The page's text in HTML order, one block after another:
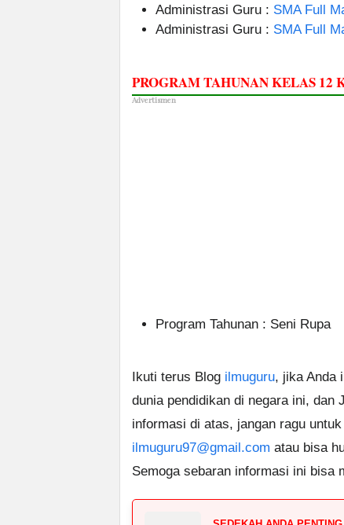
Administrasi Guru : SMA Full
Administrasi Guru : SMA Full
PROGRAM TAHUNAN KELAS
Advertismen
Program Tahunan : Seni Rupa
Ikuti terus Blog ilmuguru, jika Anda
dunia pendidikan di negara ini, dan
informasi di atas, jangan ragu
ilmuguru97@gmail.com atau bisa
Semoga sebaran informasi ini bisa